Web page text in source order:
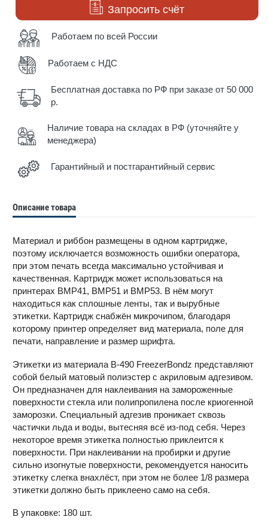
Запросить счёт
Работаем по всей России
Работаем с НДС
Бесплатная доставка по РФ при заказе от 50 000
р.
Наличие товара на складах в РФ (уточняйте у
менеджера)
Гарантийный и постгарантийный сервис
Описание товара
Материал и риббон размещены в одном картридже,
поэтому исключается возможность ошибки оператора,
при этом печать всегда максимально устойчивая и
качественная. Картридж может использоваться на
принтерах BMP41, BMP51 и BMP53. В нём могут
находиться как сплошные ленты, так и вырубные
этикетки. Картридж снабжён микрочипом, благодаря
которому принтер определяет вид материала, поле для
печати, направление и размер шрифта.
Этикетки из материала B-490 FreezerBondz представляют
собой белый матовый полиэстер с акриловым адгезивом.
Он предназначен для наклеивания на замороженные
поверхности стекла или полипропилена после криогенной
заморозки. Специальный адгезив проникает сквозь
частички льда и воды, вытесняя всё из-под себя. Через
некоторое время этикетка полностью приклеится к
поверхности. При наклеивании на пробирки и другие
сильно изогнутые поверхности, рекомендуется наносить
этикетку слегка внахлёст, при этом не более 1/8 размера
этикетки должно быть приклеено само на себя.
В упаковке: 180 шт.